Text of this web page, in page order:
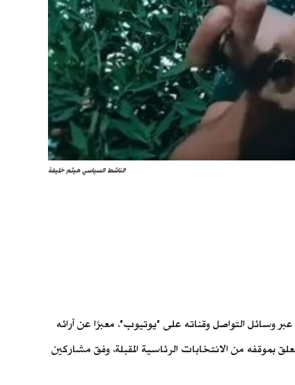
الناشط السياسي هيثم خليفة
وسائل التواصل وقناته على "يوتيوب"، معبرًا عن آرائه
حيث يواجه تهمًا تتعلق بموقفه من الانتخابات الرئاسية المقبلة، وفق مشاركين